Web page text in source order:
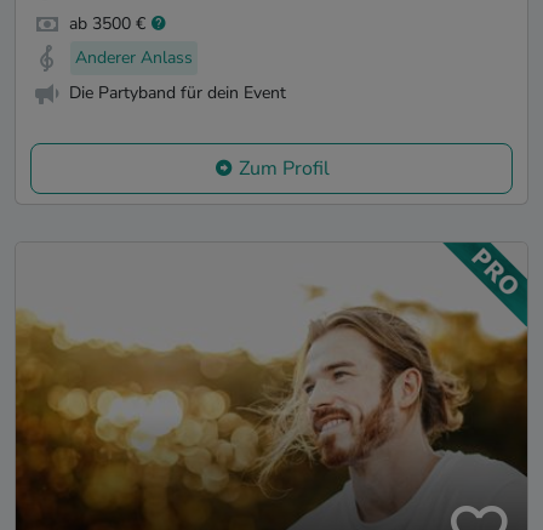
ab 3500 €
Anderer Anlass
Die Partyband für dein Event
Zum Profil